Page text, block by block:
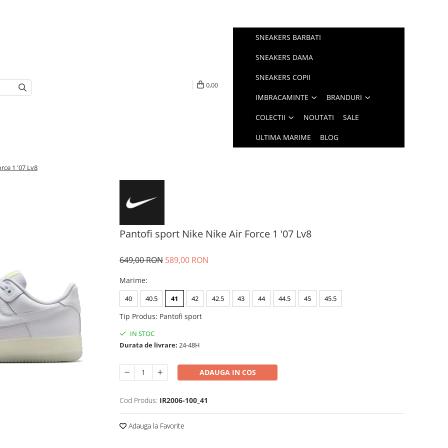
0,00
SNEAKERS BARBATI
SNEAKERS DAMA
SNEAKERS COPII
IMBRACAMINTE BRANDURI
COLECTII NOUTATI SALE
ULTIMA MARIME BLOG
1 '07 Lv8
Pantofi sport Nike Nike Air Force 1 '07 Lv8
649,00 RON 589,00 RON
Marime:
40 40.5 41 42 42.5 43 44 44.5 45 45.5
Tip Produs: Pantofi sport
IN STOC
Durata de livrare: 24-48H
ADAUGA IN COS
Cod Produs: IR2006-100_41
Adauga la Favorite